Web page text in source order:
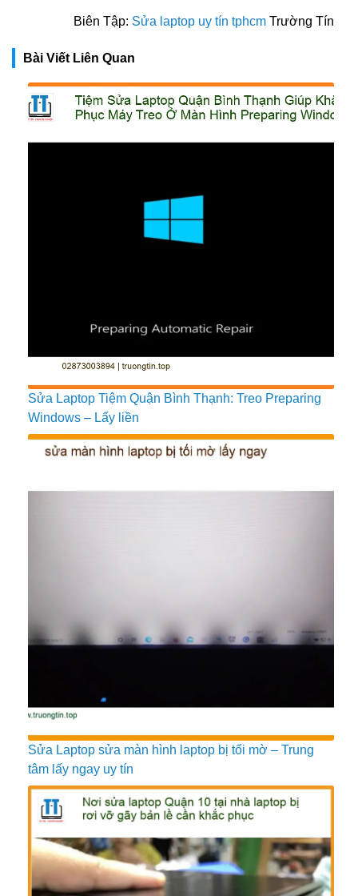
Biên Tập: Sửa laptop uy tín tphcm Trường Tín
Bài Viết Liên Quan
Sửa Laptop Tiệm Quận Bình Thạnh: Treo Preparing
Windows – Lấy liền
Sửa Laptop sửa màn hình laptop bị tối mờ – Trung
tâm lấy ngay uy tín